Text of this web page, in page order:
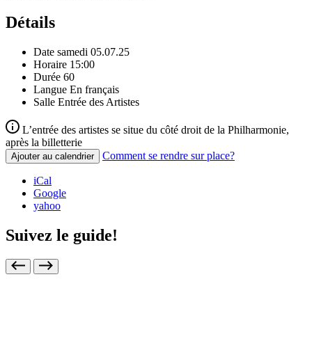
Détails
Date samedi 05.07.25
Horaire 15:00
Durée 60
Langue En français
Salle Entrée des Artistes
L’entrée des artistes se situe du côté droit de la Philharmonie,
après la billetterie
Ajouter au calendrier Comment se rendre sur place?
iCal
Google
yahoo
Suivez le guide!